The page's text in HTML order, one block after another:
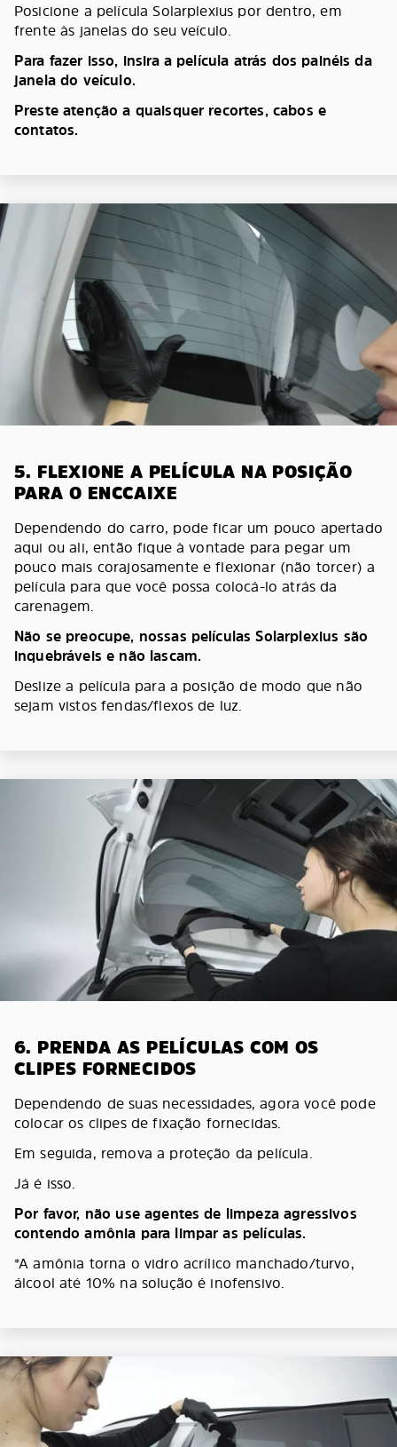
Posicione a película Solarplexius por dentro, em
frente às janelas do seu veículo.
Para fazer isso, insira a película atrás dos painéis da
janela do veículo.
Preste atenção a quaisquer recortes, cabos e
contatos.
5. FLEXIONE A PELÍCULA NA POSIÇÃO
PARA O ENCCAIXE
Dependendo do carro, pode ficar um pouco apertado
aqui ou ali, então fique à vontade para pegar um
pouco mais corajosamente e flexionar (não torcer) a
película para que você possa colocá-lo atrás da
carenagem.
Não se preocupe, nossas películas Solarplexius são
inquebráveis e não lascam.
Deslize a película para a posição de modo que não
sejam vistos fendas/flexos de luz.
6. PRENDA AS PELÍCULAS COM OS
CLIPES FORNECIDOS
Dependendo de suas necessidades, agora você pode
colocar os clipes de fixação fornecidas.
Em seguida, remova a proteção da película.
Já é isso.
Por favor, não use agentes de limpeza agressivos
contendo amônia para limpar as películas.
*A amônia torna o vidro acrílico manchado/turvo,
álcool até 10% na solução é inofensivo.